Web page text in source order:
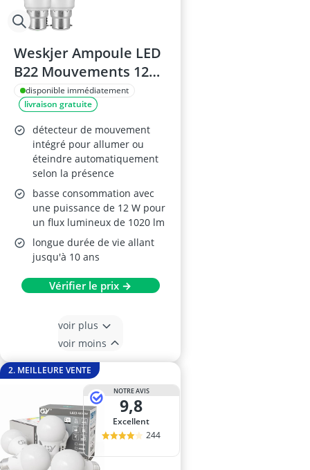
Weskjer Ampoule LED
B22 Mouvements 12W
6000K
disponible immédiatement
livraison gratuite
détecteur de mouvement
intégré pour allumer ou
éteindre automatiquement
selon la présence
basse consommation avec
une puissance de 12 W pour
un flux lumineux de 1020 lm
longue durée de vie allant
jusqu'à 10 ans
Vérifier le prix →
voir plus
voir moins
2. MEILLEURE VENTE
NOTRE AVIS
9,8
Excellent
244